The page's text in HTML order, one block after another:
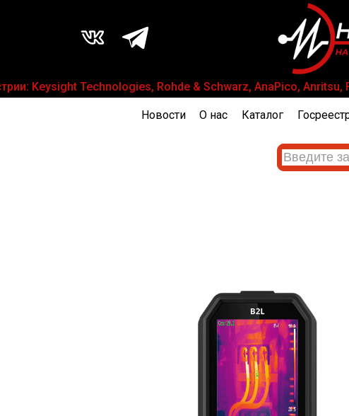
Keysight Technologies, Rohde & Schwarz, AnaPico, Anritsu,
Каталог
О нас
Новости